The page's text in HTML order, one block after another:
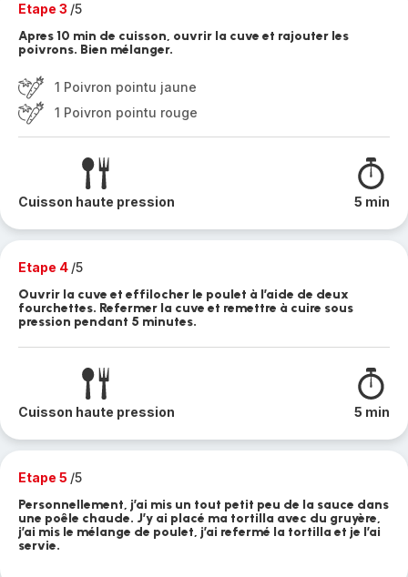
Etape 3 /5
Apres 10 min de cuisson, ouvrir la cuve et rajouter les
poivrons. Bien mélanger.
1 Poivron pointu jaune
1 Poivron pointu rouge
Cuisson haute pression 5 min
Etape 4 /5
Ouvrir la cuve et effilocher le poulet à l’aide de deux
fourchettes. Refermer la cuve et remettre à cuire sous
pression pendant 5 minutes.
Cuisson haute pression 5 min
Etape 5 /5
Personnellement, j’ai mis un tout petit peu de la sauce dans
une poêle chaude. J’y ai placé ma tortilla avec du gruyère,
j’ai mis le mélange de poulet, j’ai refermé la tortilla et je l’ai
servie.